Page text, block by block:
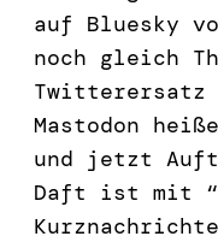
auf Bluesky
noch gleich
Twitterersatz
Mastodon
und jetzt
Daft ist mit